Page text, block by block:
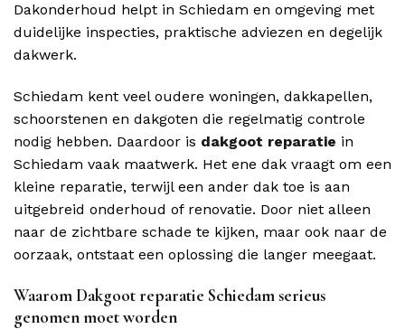
Dakonderhoud helpt in Schiedam en omgeving met
duidelijke inspecties, praktische adviezen en degelijk
dakwerk.
Schiedam kent veel oudere woningen, dakkapellen,
schoorstenen en dakgoten die regelmatig controle
nodig hebben. Daardoor is dakgoot reparatie in
Schiedam vaak maatwerk. Het ene dak vraagt om een
kleine reparatie, terwijl een ander dak toe is aan
uitgebreid onderhoud of renovatie. Door niet alleen
naar de zichtbare schade te kijken, maar ook naar de
oorzaak, ontstaat een oplossing die langer meegaat.
Waarom Dakgoot reparatie Schiedam serieus
genomen moet worden